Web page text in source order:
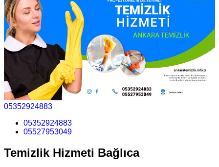
05352924883
05352924883
05527953049
Temizlik Hizmeti Bağlıca